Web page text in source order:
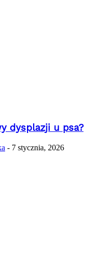
dysplazji u psa?
- 7 stycznia, 2026